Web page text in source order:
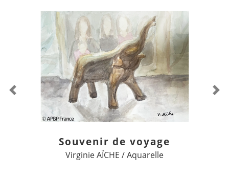
Souvenir de voyage
Virginie AÏCHE / Aquarelle
Previous